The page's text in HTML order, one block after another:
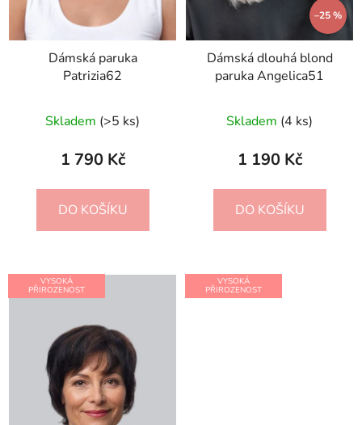
Dámská paruka
Patrizia62
Skladem (>5 ks)
1 790 Kč
DO KOŠÍKU
–25 %
Dámská dlouhá blond
paruka Angelica51
Skladem (4 ks)
1 190 Kč
DO KOŠÍKU
VYSOKÁ
PŘIROZENOST
VYSOKÁ
PŘIROZENOST